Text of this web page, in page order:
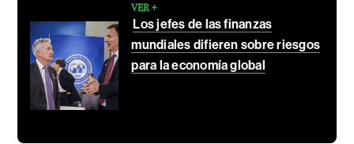
VER +
Los jefes de las finanzas
mundiales difieren sobre riesgos
para la economía global